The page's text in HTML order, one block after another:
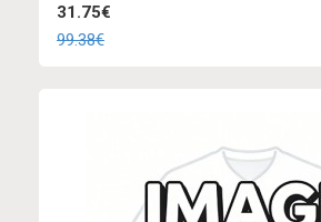
31.75€
99.38€